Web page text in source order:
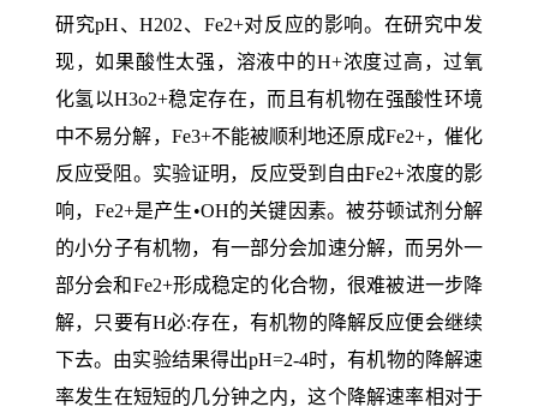
研究pH、H202、Fe2+对反应的影响。在研究中发
现，如果酸性太强，溶液中的H+浓度过高，过氧
化氢以H3o2+稳定存在，而且有机物在强酸性环境
中不易分解，Fe3+不能被顺利地还原成Fe2+，催化
反应受阻。实验证明，反应受到自由Fe2+浓度的影
响，Fe2+是产生•OH的关键因素。被芬顿试剂分解
的小分子有机物，有一部分会加速分解，而另外一
部分会和Fe2+形成稳定的化合物，很难被进一步降
解，只要有H必:存在，有机物的降解反应便会继续
下去。由实验结果得出pH=2-4时，有机物的降解速
率发生在短短的几分钟之内，这个降解速率相对于